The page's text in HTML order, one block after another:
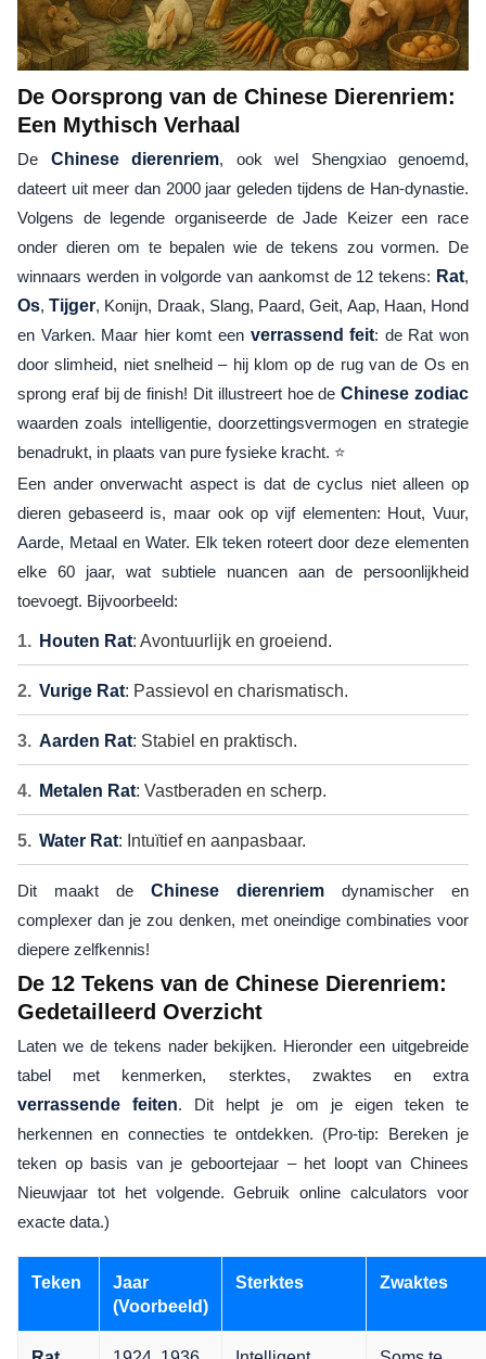
De Oorsprong van de Chinese Dierenriem:
Een Mythisch Verhaal
De Chinese dierenriem, ook wel Shengxiao genoemd,
dateert uit meer dan 2000 jaar geleden tijdens de Han-dynastie.
Volgens de legende organiseerde de Jade Keizer een race
onder dieren om te bepalen wie de tekens zou vormen. De
winnaars werden in volgorde van aankomst de 12 tekens: Rat,
Os,Tijger, Konijn, Draak, Slang, Paard, Geit, Aap, Haan, Hond
en Varken. Maar hier komt een verrassend feit: de Rat won
door slimheid, niet snelheid – hij klom op de rug van de Os en
sprong eraf bij de finish! Dit illustreert hoe deChinese zodiac
waarden zoals intelligentie, doorzettingsvermogen en strategie
benadrukt, in plaats van pure fysieke kracht. ⭐
Een ander onverwacht aspect is dat de cyclus niet alleen op
dieren gebaseerd is, maar ook op vijf elementen: Hout, Vuur,
Aarde, Metaal en Water. Elk teken roteert door deze elementen
elke 60 jaar, wat subtiele nuancen aan de persoonlijkheid
toevoegt. Bijvoorbeeld:
Houten Rat: Avontuurlijk en groeiend.
Vurige Rat: Passievol en charismatisch.
Aarden Rat: Stabiel en praktisch.
Metalen Rat: Vastberaden en scherp.
Water Rat: Intuïtief en aanpasbaar.
Dit maakt de Chinese dierenriem dynamischer en
complexer dan je zou denken, met oneindige combinaties voor
diepere zelfkennis!
De 12 Tekens van de Chinese Dierenriem:
Gedetailleerd Overzicht
Laten we de tekens nader bekijken. Hieronder een uitgebreide
tabel met kenmerken, sterktes, zwaktes en extra
verrassende feiten. Dit helpt je om je eigen teken te
herkennen en connecties te ontdekken. (Pro-tip: Bereken je
teken op basis van je geboortejaar – het loopt van Chinees
Nieuwjaar tot het volgende. Gebruik online calculators voor
exacte data.)
Teken
Jaar
(Voorbeeld)
Sterktes Zwaktes